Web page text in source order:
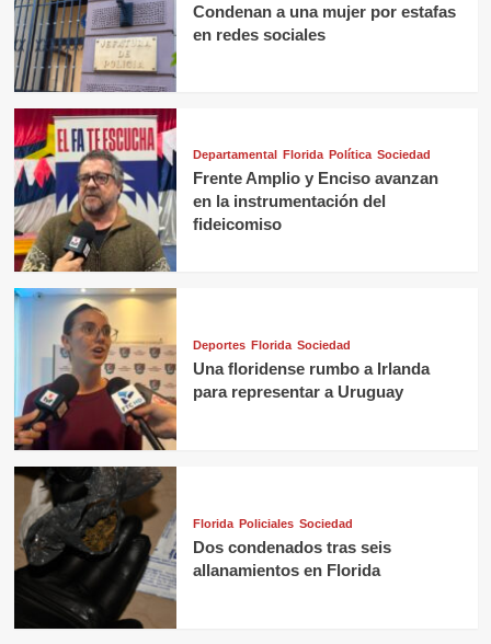
Condenan a una mujer por estafas
en redes sociales
Departamental Florida Política Sociedad
Frente Amplio y Enciso avanzan
en la instrumentación del
fideicomiso
Deportes Florida Sociedad
Una floridense rumbo a Irlanda
para representar a Uruguay
Florida Policiales Sociedad
Dos condenados tras seis
allanamientos en Florida